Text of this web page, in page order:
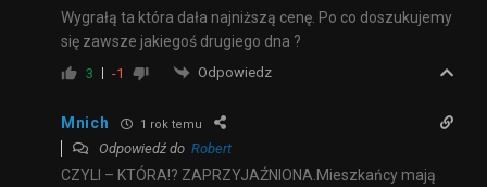
Wygrałą ta która dała najniższą cenę. Po co doszukujemy
się zawsze jakiegoś drugiego dna ?
3 -1 Odpowiedz
Mnich 1 rok temu
Odpowiedź do Robert
CZYLI – KTÓRA!? ZAPRZYJAŹNIONA.Mieszkańcy mają